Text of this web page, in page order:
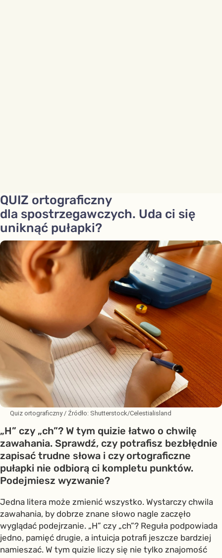
QUIZ ortograficzny
dla spostrzegawczych. Uda ci się
uniknąć pułapki?
Quiz ortograficzny / Źródło: Shutterstock/Celestialisland
„H” czy „ch”? W tym quizie łatwo o chwilę
zawahania. Sprawdź, czy potrafisz bezbłędnie
zapisać trudne słowa i czy ortograficzne
pułapki nie odbiorą ci kompletu punktów.
Podejmiesz wyzwanie?
Jedna litera może zmienić wszystko. Wystarczy chwila
zawahania, by dobrze znane słowo nagle zaczęło
wyglądać podejrzanie. „H” czy „ch”? Reguła podpowiada
jedno, pamięć drugie, a intuicja potrafi jeszcze bardziej
namieszać. W tym quizie liczy się nie tylko znajomość